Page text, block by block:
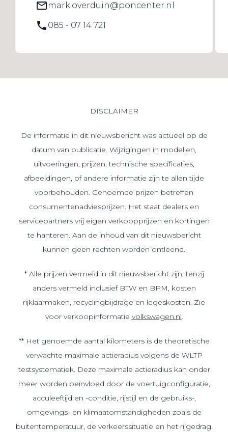
mark.overduin@poncenter.nl
085 - 07 14 721
DISCLAIMER
De informatie in dit nieuwsbericht was actueel op de
datum van publicatie. Wijzigingen in modellen,
uitvoeringen, prijzen, technische specificaties,
afbeeldingen, of andere informatie zijn te allen tijde
voorbehouden. Genoemde prijzen betreffen
consumentenadviesprijzen. Het staat dealers en
servicepartners vrij eigen verkoopprijzen en kortingen
te hanteren. Aan de inhoud van dit nieuwsbericht
kunnen geen rechten worden ontleend.
* Alle prijzen vermeld in dit nieuwsbericht zijn, tenzij
anders vermeld inclusief BTW en BPM, kosten
rijklaarmaken, recyclingbijdrage en legeskosten. Zie
voor verkoopinformatie volkswagen.nl.
** Het genoemde aantal kilometers is de theoretische
verwachte maximale actieradius volgens de WLTP
testsystematiek. Deze maximale actieradius kan onder
meer worden beïnvloed door de voertuigconfiguratie,
acculeeftijd en -conditie, rijstijl en de gebruiks-,
omgevings- en klimaatomstandigheden zoals de
buitentemperatuur, de verkeerssituatie en het rijgedrag.